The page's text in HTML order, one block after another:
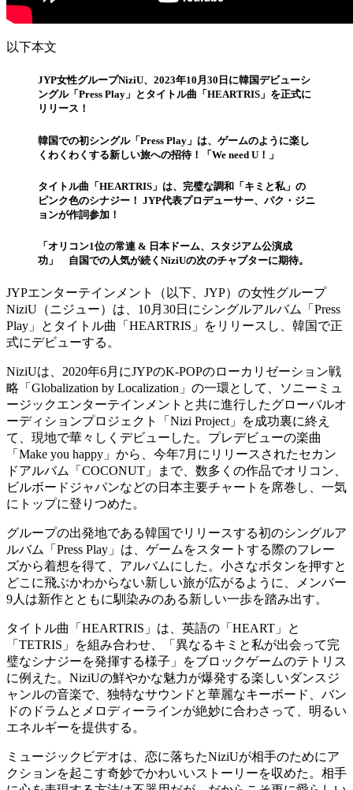
以下本文
JYP女性グループNiziU、2023年10月30日に韓国デビューシ
ングル「Press Play」とタイトル曲「HEARTRIS」を正式に
リリース！
韓国での初シングル「Press Play」は、ゲームのように楽し
くわくわくする新しい旅への招待！「We need U！」
タイトル曲「HEARTRIS」は、完璧な調和「キミと私」の
ピンク色のシナジー！ JYP代表プロデューサー、パク・ジニ
ョンが作詞参加！
「オリコン1位の常連 & 日本ドーム、スタジアム公演成
功」 自国での人気が続くNiziUの次のチャプターに期待。
JYPエンターテインメント（以下、JYP）の女性グループ
NiziU（ニジュー）は、10月30日にシングルアルバム「Press
Play」とタイトル曲「HEARTRIS」をリリースし、韓国で正
式にデビューする。
NiziUは、2020年6月にJYPのK-POPのローカリゼーション戦
略「Globalization by Localization」の一環として、ソニーミュ
ージックエンターテインメントと共に進行したグローバルオ
ーディションプロジェクト「Nizi Project」を成功裏に終え
て、現地で華々しくデビューした。プレデビューの楽曲
「Make you happy」から、今年7月にリリースされたセカン
ドアルバム「COCONUT」まで、数多くの作品でオリコン、
ビルボードジャパンなどの日本主要チャートを席巻し、一気
にトップに登りつめた。
グループの出発地である韓国でリリースする初のシングルア
ルバム「Press Play」は、ゲームをスタートする際のフレー
ズから着想を得て、アルバムにした。小さなボタンを押すと
どこに飛ぶかわからない新しい旅が広がるように、メンバー
9人は新作とともに馴染みのある新しい一歩を踏み出す。
タイトル曲「HEARTRIS」は、英語の「HEART」と
「TETRIS」を組み合わせ、「異なるキミと私が出会って完
璧なシナジーを発揮する様子」をブロックゲームのテトリス
に例えた。NiziUの鮮やかな魅力が爆発する楽しいダンスジ
ャンルの音楽で、独特なサウンドと華麗なキーボード、バン
ドのドラムとメロディーラインが絶妙に合わさって、明るい
エネルギーを提供する。
ミュージックビデオは、恋に落ちたNiziUが相手のためにア
クションを起こす奇妙でかわいいストーリーを収めた。相手